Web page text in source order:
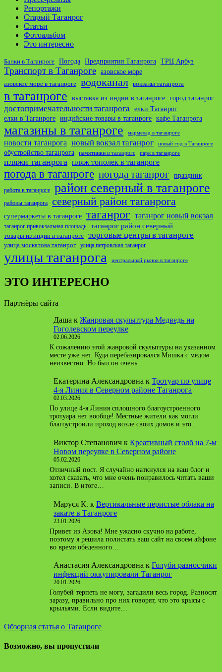
Репортажи
Старый Таганрог
Статьи
Фотоальбом
Это интересно
Банки в Таганроге Погода Предприятия Таганрога ТРЦ Арбуз
Транспорт в Таганроге азовское море
азовское море в таганроге водоканал вокзалы таганрога
в таганроге выставка из индии в таганроге город таганрог
достопримечательности таганрога елки Таганрог
елки в Таганроге индийские товары в таганроге кафе Таганрога
магазины в таганроге мармелад в таганроге
новости таганрога новый вокзал таганрог новый год в Таганроге
обустройство таганрога памятники в таганроге парк в таганроге
пляжи таганрога пляж тополек в таганроге
погода в таганроге погода таганрог праздник
работа в таганроге район северный в таганроге
районы таганрога северный район таганрога
супермаркеты в таганроге таганрог таганрог новый вокзал
таганрог привокзальная площадь таганрог район северный
товары из индии в таганроге торговые центры в таганроге
улица москатова таганрог улица петровская таганрог
улицы таганрога центральный рынок в таганроге
ЭТО ИНТЕРЕСНО
Партнёры сайта
Даша к Жанровая скульптура Медведь на
Гоголевском переулке
02.06.2026
К сожалению этой жанровой скульптуры на указанном
месте уже нет. Куда перебазировался Мишка с мёдом
неизвестно. Но был он очень…
Екатерина Александровна к Тротуар по улице
4-я Линия в Северном районе Таганрога
02.03.2026
По улице 4-я Линия сплошного благоустроенного
тротуара нет вообще! Местные жители как могли
благоустроили проход возле своих домов и это…
Виктор Степанович к Креативный столб на 7-м
Новом переулке в Северном районе
05.02.2026
Отличный пост. Я случайно наткнулся на ваш блог и
хотел сказать, что мне очень понравилось читать ваши
записи. В итоге…
Маруся К. к Вертикальные перистые облака на
закате в Таганроге
23.01.2026
Привет из Азова! Мне ужасно скучно на работе,
поэтому я решила полистать ваш сайт на своем айфоне
во время обеденного…
Анастасия Александровна к Голуби разносчики
инфекций оккупировали Таганрог
20.01.2026
Голубей терпеть не могу, загадили весь город. Разносят
заразу, правильно про них говорят, что это крысы с
крыльями. Если видите…
Обзорная статья о Таганроге
Возможно, вы пропустили